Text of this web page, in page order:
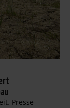
, Presse-